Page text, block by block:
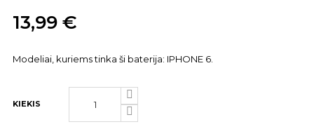
13,99 €
Modeliai, kuriems tinka ši baterija: IPHONE 6.
KIEKIS